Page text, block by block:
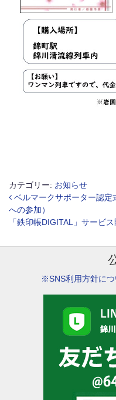
カテゴリー: お知らせ
投稿ナビゲー
ベルマークサポーター認定
への参加）
「鉄印帳DIGITAL」サービ
※SNS利用方針につ